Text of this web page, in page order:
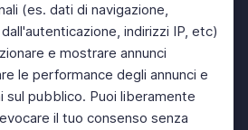
(es. dati di navigazione,
indirizzi IP, etc)
e mostrare annunci
le performance degli annunci e
sul pubblico. Puoi liberamente
il tuo consenso senza